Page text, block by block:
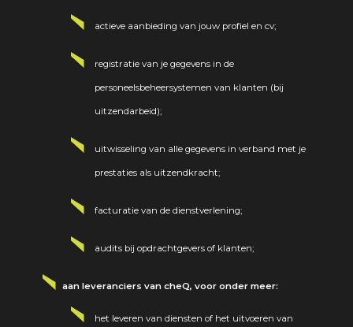
actieve aanbieding van jouw profiel en cv;
registratie van je gegevens in de
personeelsbeheersystemen van klanten (bij
uitzendarbeid);
uitwisseling van alle gegevens in verband met je
prestaties als uitzendkracht;
facturatie van de dienstverlening;
audits bij opdrachtgevers of klanten;
aan leveranciers van cheQ, voor onder meer:
het leveren van diensten of het uitvoeren van